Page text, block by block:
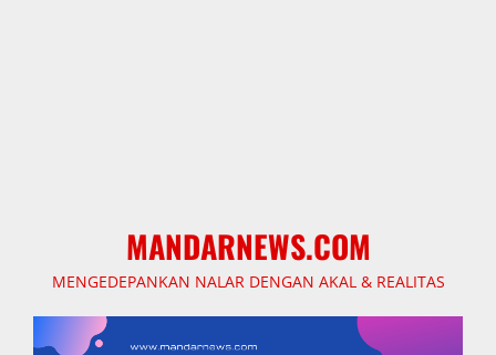
MANDARNEWS.COM
MENGEDEPANKAN NALAR DENGAN AKAL & REALITAS